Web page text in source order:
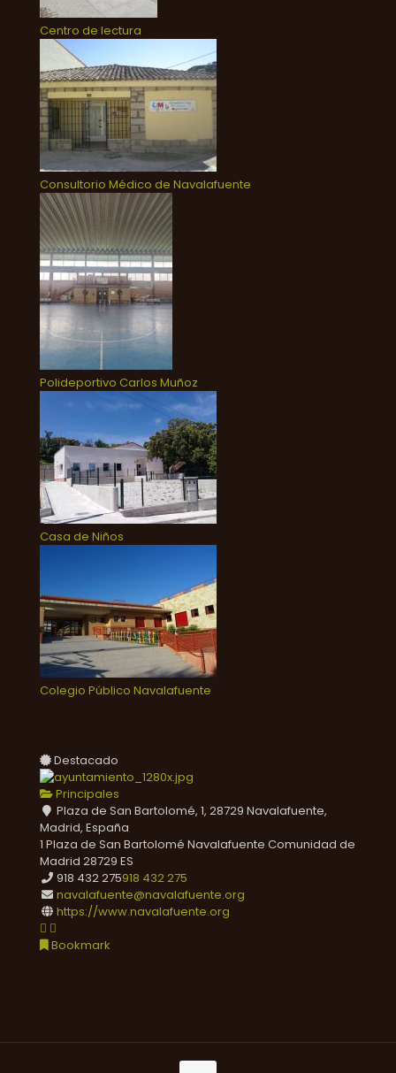
Centro de lectura
Consultorio Médico de Navalafuente
Polideportivo Carlos Muñoz
Casa de Niños
Colegio Público Navalafuente
Destacado
Principales
Plaza de San Bartolomé, 1, 28729 Navalafuente,
Madrid, España
1 Plaza de San Bartolomé Navalafuente Comunidad de
Madrid 28729 ES
918 432 275918 432 275
navalafuente@navalafuente.org
https://www.navalafuente.org
Bookmark